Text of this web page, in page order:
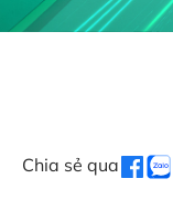
Chia sẻ qua